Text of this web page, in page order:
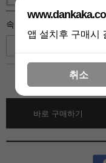
속삭이는 열정(HN-228)
바로 구매하기
앱 설치후 구매시
취소